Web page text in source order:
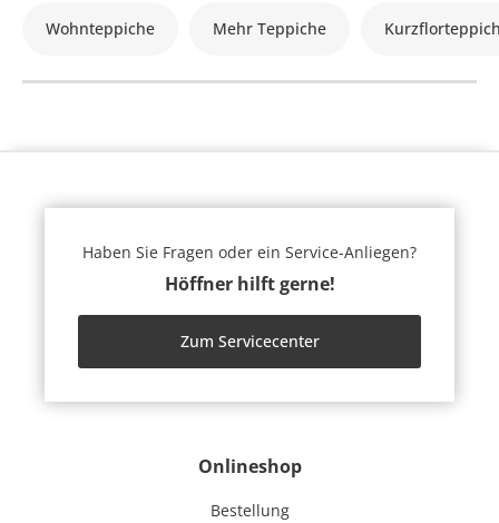
Wohnteppiche Mehr Teppiche
Onlineshop
Bestellung
Haben Sie Fragen oder ein Service-Anliegen?
Höffner hilft gerne!
Zum Servicecenter